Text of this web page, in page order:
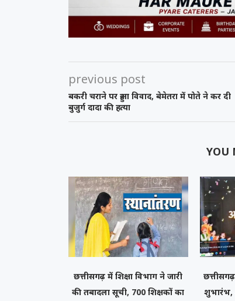
previous post
बकरी चराने पर हुआ विवाद, बेमेतरा में पोते ने कर दी
बुजुर्ग दादा की हत्या
YOU
छत्तीसगढ़ में शिक्षा विभाग ने जारी
की तबादला सूची, 700 शिक्षकों का
शुभारंभ,